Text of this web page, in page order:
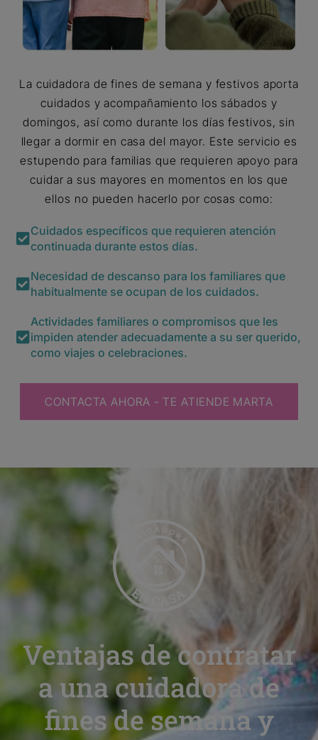
La cuidadora de fines de semana y festivos aporta
cuidados y acompañamiento los sábados y
domingos, así como durante los días festivos, sin
llegar a dormir en casa del mayor. Este servicio es
estupendo para familias que requieren apoyo para
cuidar a sus mayores en momentos en los que
ellos no pueden hacerlo por cosas como:
Cuidados específicos que requieren atención
continuada durante estos días.
Necesidad de descanso para los familiares que
habitualmente se ocupan de los cuidados.
Actividades familiares o compromisos que les
impiden atender adecuadamente a su ser querido,
como viajes o celebraciones.
CONTACTA AHORA - TE ATIENDE MARTA
Ventajas de contratar
a una cuidadora de
fines de semana y